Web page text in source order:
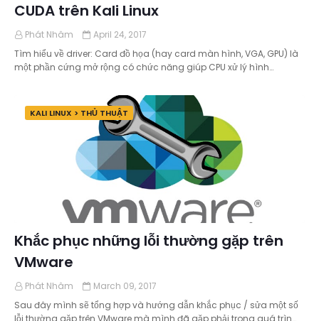
CUDA trên Kali Linux
Phát Nhâm
April 24, 2017
Tìm hiểu về driver: Card đồ họa (hay card màn hình, VGA, GPU) là
một phần cứng mở rộng có chức năng giúp CPU xử lý hình…
KALI LINUX > THỦ THUẬT
Khắc phục những lỗi thường gặp trên
VMware
Phát Nhâm
March 09, 2017
Sau đây mình sẽ tổng hợp và hướng dẫn khắc phục / sửa một số
lỗi thường gặp trên VMware mà mình đã gặp phải trong quá trìn…